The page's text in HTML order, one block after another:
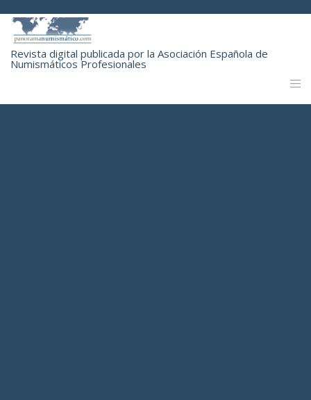
Revista digital publicada por la Asociación Española de
Numismáticos Profesionales